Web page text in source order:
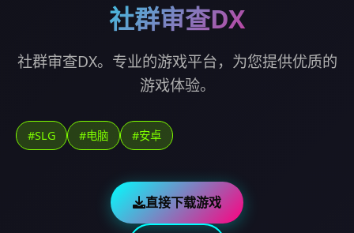
社群审查DX
社群审查DX。专业的游戏平台，为您提供优质的
游戏体验。
#SLG #电脑 #安卓
直接下载游戏